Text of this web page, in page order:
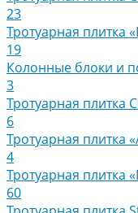
23
Тротуарная плитка
19
Колонные блоки и
3
Тротуарная плитка
6
Тротуарная плитка
4
Тротуарная плитка
60